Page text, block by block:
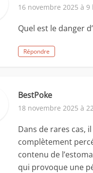
16 novembre 2025 à 9
Quel est le danger
Répondre
BestPoke
18 novembre 2025 à
Dans de rares cas,
complètement
contenu de
qui provoque une